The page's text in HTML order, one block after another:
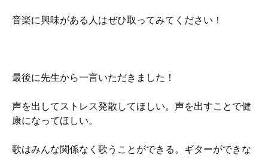
音楽に興味がある人はぜひ取ってみてください！
最後に先生から一言いただきました！
声を出してストレス発散してほしい。声を出すことで健
康になってほしい。
歌はみんな関係なく歌うことができる。ギターができな